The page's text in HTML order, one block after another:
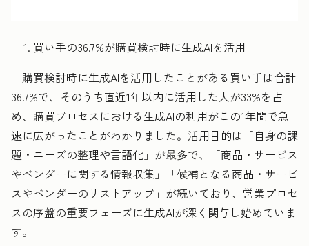
買い手の36.7%が購買検討時に生成AIを活用
購買検討時に生成AIを活用したことがある買い手は合計
36.7%で、そのうち直近1年以内に活用した人が33%を占
め、購買プロセスにおける生成AIの利用がこの1年間で急
速に広がったことがわかりました。活用目的は「自身の課
題・ニーズの整理や言語化」が最多で、「商品・サービス
やベンダーに関する情報収集」「候補となる商品・サービ
スやベンダーのリストアップ」が続いており、営業プロセ
スの序盤の重要フェーズに生成AIが深く関与し始めていま
す。